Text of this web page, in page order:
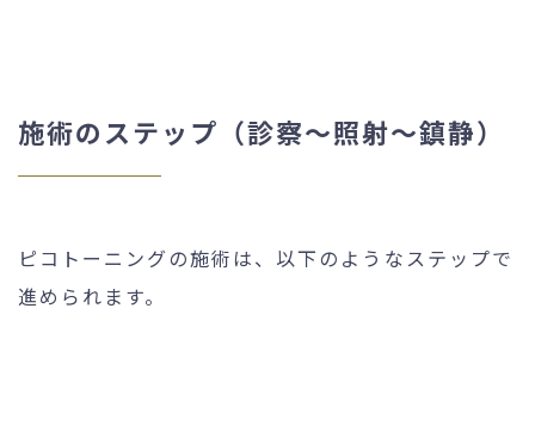
施術のステップ（診察〜照射〜鎮静）
ピコトーニングの施術は、以下のようなステップで
進められます。